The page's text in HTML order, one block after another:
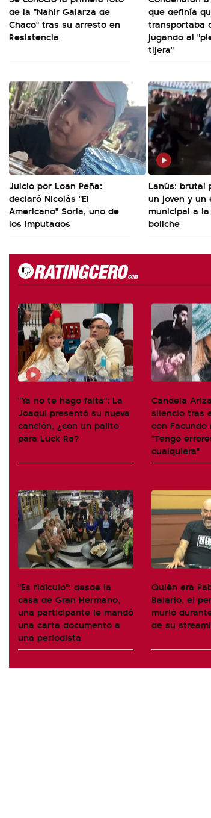
de la "Nahir Galarza de
Chaco" tras su arresto en
Resistencia
que definía
transportaba
jugando al
tijera"
Juicio por Loan Peña:
declaró Nicolás "El
Americano" Soria, uno de
los imputados
Lanús: brutal
un joven y un
municipal a
boliche
"Ya no te hago falta": La
Joaqui presentó su nueva
canción, ¿con un palito
para Luck Ra?
Candela
silencio tras
con Facundo
"Tengo
cualquiera"
"Es ridículo": desde la
casa de Gran Hermano,
una participante le mandó
una carta documento a
una periodista
Quién era
Balario, el
murió
de su